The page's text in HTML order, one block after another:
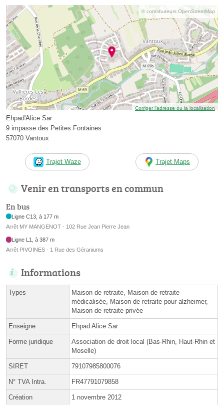
© contributeurs OpenStreetMap
Corriger l’adresse ou la localisation
Ehpad'Alice Sar
9 impasse des Petites Fontaines
57070 Vantoux
Trajet Waze Trajet Maps
Venir en transports en commun
En bus
Ligne C13, à 177 m
Arrêt MY MANGENOT - 102 Rue Jean Pierre Jean
Ligne L1, à 387 m
Arrêt PIVOINES - 1 Rue des Géraniums
Informations
Types
Maison de retraite, Maison de retraite
médicalisée, Maison de retraite pour alzheimer,
Maison de retraite privée
Enseigne Ehpad Alice Sar
Forme juridique
Association de droit local (Bas-Rhin, Haut-Rhin et
Moselle)
SIRET 79107985800076
N° TVA Intra. FR47791079858
Création 1 novembre 2012